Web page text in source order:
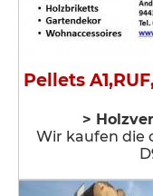
Pellets
>
Wir kaufen die